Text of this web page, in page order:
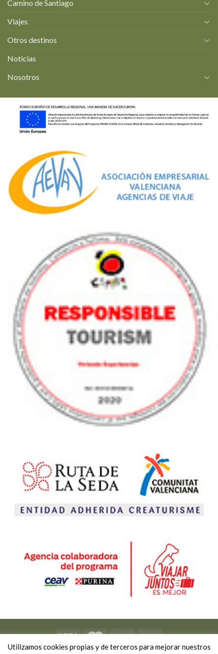
Camino de Santiago
Viajes
Otros destinos
Noticias
Nosotros
Utilizamos cookies propias y de terceros para mejorar nuestros